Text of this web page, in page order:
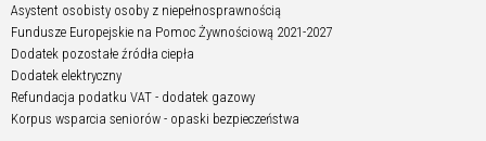
Asystent osobisty osoby z niepełnosprawnością
Fundusze Europejskie na Pomoc Żywnościową 2021-2027
Dodatek pozostałe źródła ciepła
Dodatek elektryczny
Refundacja podatku VAT - dodatek gazowy
Korpus wsparcia seniorów - opaski bezpieczeństwa